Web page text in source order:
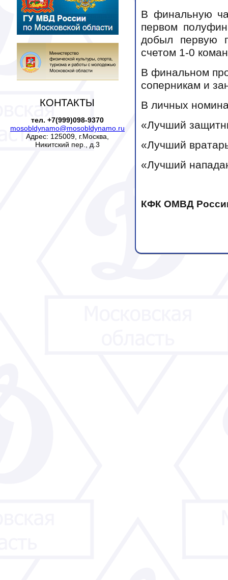
КОНТАКТЫ
тел. +7(999)098-9370
mosobldynamo@mosobldynamo.ru
Адрес: 125009, г.Москва,
Никитский пер., д.3
В финальную
первом
добыл первую
счетом 1-0
В финальном
соперникам и
В личных
«Лучший
«Лучший
«Лучший
КФК ОМВД